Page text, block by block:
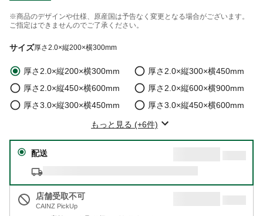
※商品のデザインや仕様、原産国は予告なく変更となる場合がございます。
ご指定はできませんのでご了承ください。
サイズ厚さ2.0×縦200×横300mm
厚さ2.0×縦200×横300mm
厚さ2.0×縦300×横450mm
厚さ2.0×縦450×横600mm
厚さ2.0×縦600×横900mm
厚さ3.0×縦300×横450mm
厚さ3.0×縦450×横600mm
もっと見る (+6件)
配送
店舗受取不可
CAINZ PickUp